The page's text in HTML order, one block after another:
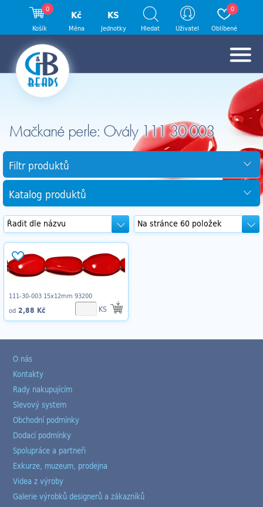
Mačkané perle: Ovály 111 30 003
Filtr produktů
Katalog produktů
111-30-003 15x12mm 93200
od 2,88 Kč KS
0
Košík
Kč
Měna
KS
Jednotky Hledat Uživatel
0
Oblíbené
O nás
Kontakty
Rady nakupujícím
Slevový system
Obchodní podmínky
Dodací podmínky
Spolupráce a partneři
Exkurze, muzeum, prodejna
Videa z výroby
Galerie výrobků designerů a zákazníků